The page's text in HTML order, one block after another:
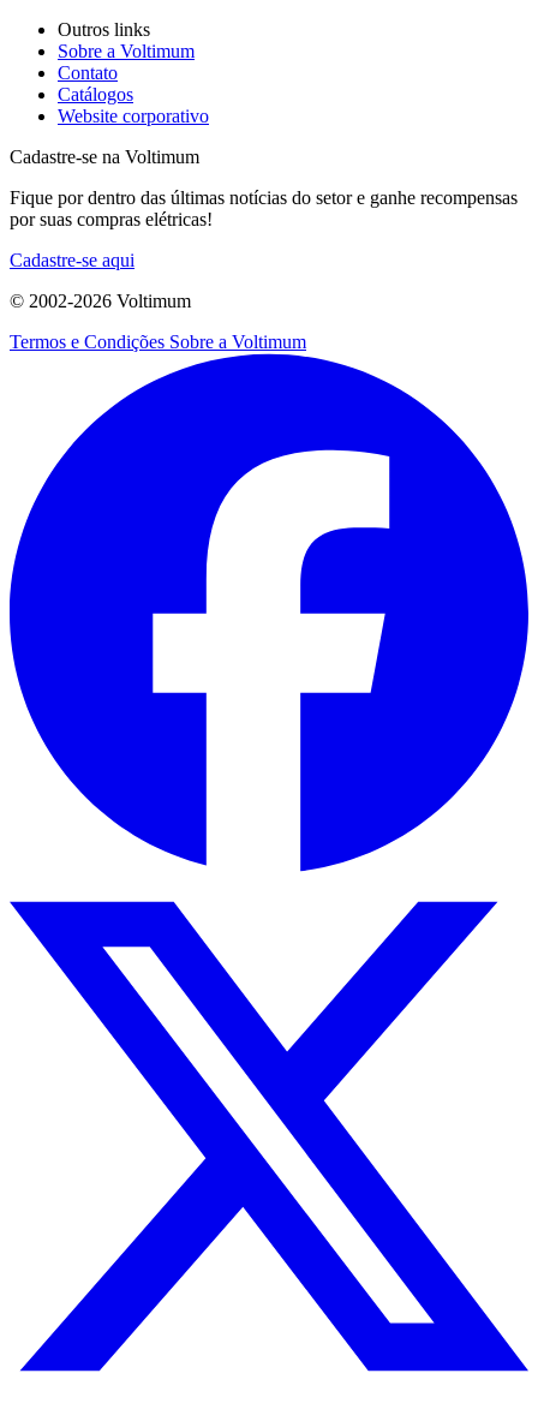
Outros links
Sobre a Voltimum
Contato
Catálogos
Website corporativo
Cadastre-se na Voltimum
Fique por dentro das últimas notícias do setor e ganhe recompensas
por suas compras elétricas!
Cadastre-se aqui
© 2002-2026 Voltimum
Termos e Condições Sobre a Voltimum